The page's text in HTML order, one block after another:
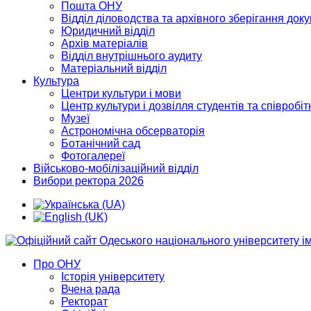
Пошта ОНУ
Відділ діловодства та архівного зберігання
Юридичний відділ
Архів матеріалів
Відділ внутрішнього аудиту
Матеріальний відділ
Культура
Центри культури і мови
Центр культури і дозвілля студентів та
Музеї
Астрономічна обсерваторія
Ботанічний сад
Фотогалереї
Військово-мобілізаційний відділ
Вибори ректора 2026
Про ОНУ
Історія університету
Вчена рада
Ректорат